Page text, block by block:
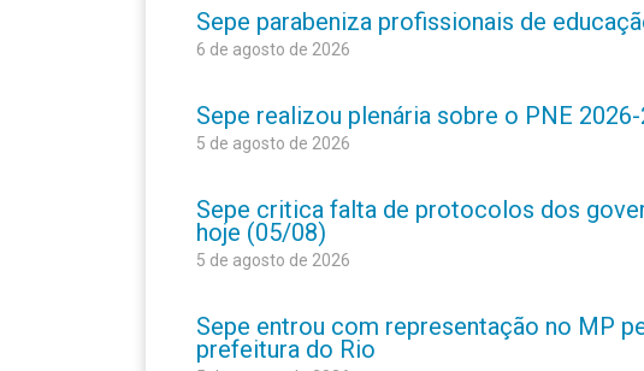
Sepe parabeniza profissionais de
6 de agosto de 2026
Sepe realizou plenária sobre o PNE
5 de agosto de 2026
Sepe critica falta de protocolos dos
hoje (05/08)
5 de agosto de 2026
Sepe entrou com representação no MP
prefeitura do Rio